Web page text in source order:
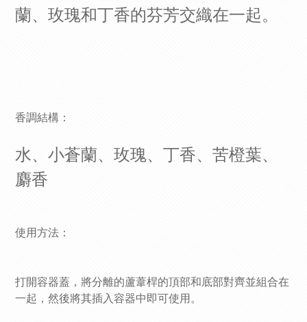
蘭、玫瑰和丁香的芬芳交織在一起。
香調結構：
水、小蒼蘭、玫瑰、丁香、苦橙葉、
麝香
使用方法 ：
打開容器蓋，將分離的蘆葦桿的頂部和底部對齊並組合在
一起，然後將其插入容器中即可使用。